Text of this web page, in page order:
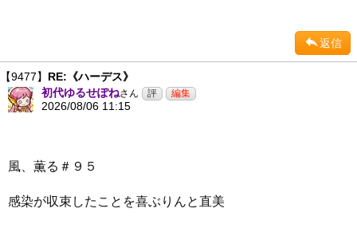
返信
【9477】 RE:《ハーデス》
初代ゆるせぽねさん
2026/08/06 11:15
風、薫る＃９５
感染が収束したことを喜ぶりんと直美